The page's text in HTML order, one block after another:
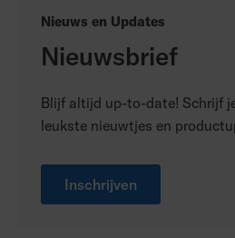
Nieuws en Updates
Nieuwsbrief
Blijf altijd up-to-date! Schrijf
leukste nieuwtjes en
Inschrijven